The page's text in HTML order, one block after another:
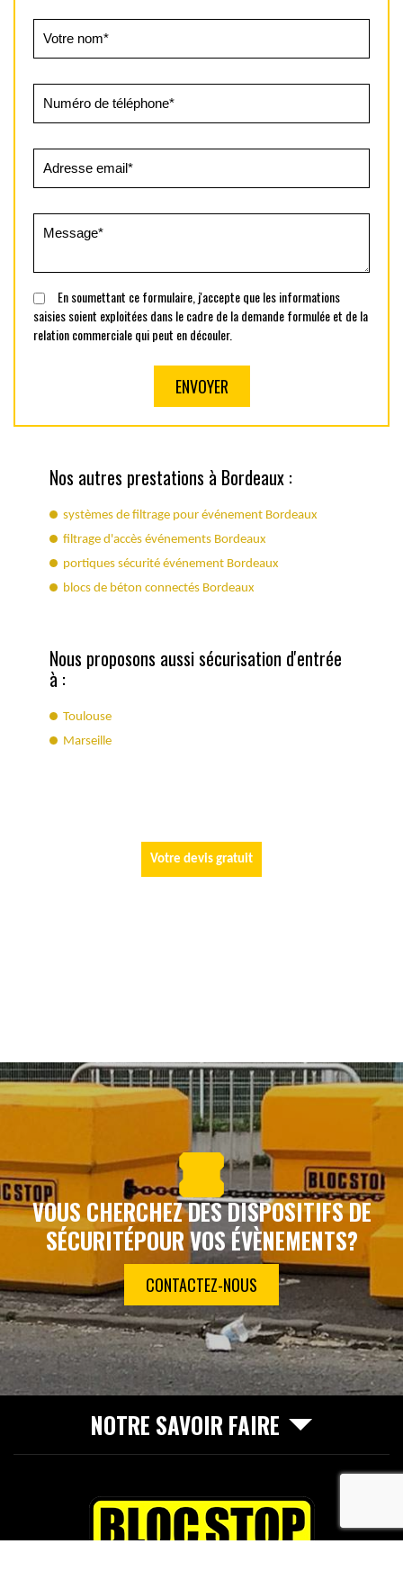
En soumettant ce formulaire, j'accepte que les informations
saisies soient exploitées dans le cadre de la demande formulée et de la
relation commerciale qui peut en découler.
Nos autres prestations à Bordeaux :
systèmes de filtrage pour événement Bordeaux
filtrage d'accès événements Bordeaux
portiques sécurité événement Bordeaux
blocs de béton connectés Bordeaux
Nous proposons aussi sécurisation d'entrée
à :
Toulouse
Marseille
Votre devis gratuit
VOUS CHERCHEZ DES DISPOSITIFS DE
SÉCURITÉPOUR VOS ÉVÈNEMENTS?
CONTACTEZ-NOUS
NOTRE SAVOIR FAIRE